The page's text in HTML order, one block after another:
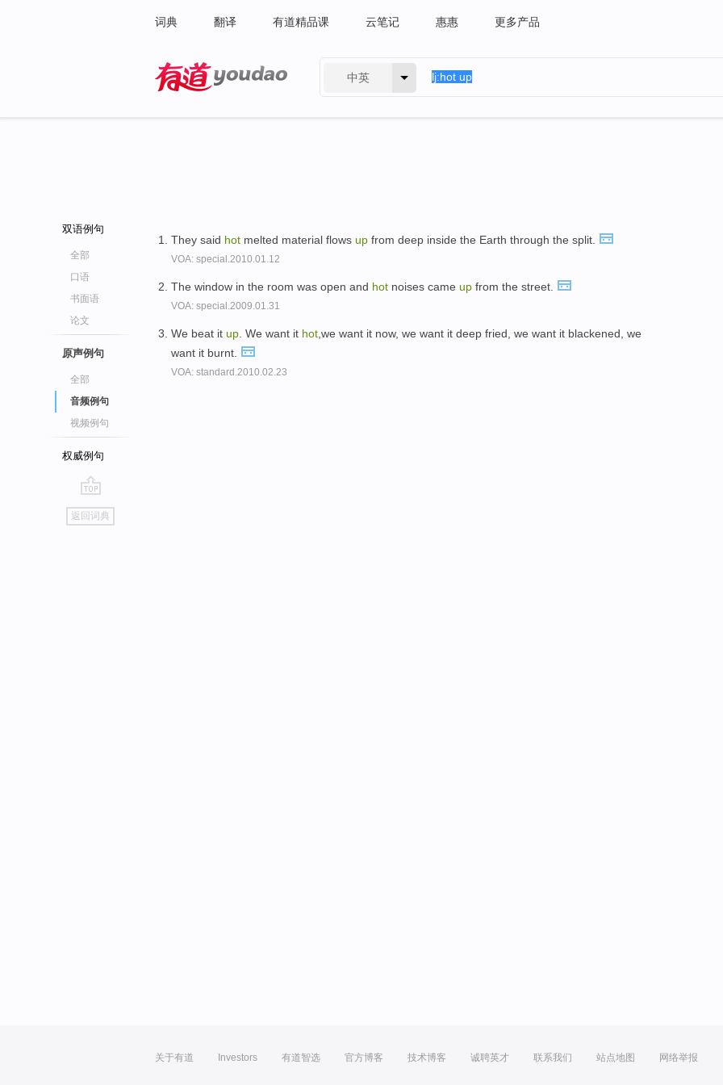
词典 翻译 有道精品课 云笔记 惠惠 更多产品
中英
双语例句
全部
口语
书面语
论文
原声例句
全部
音频例句
视频例句
权威例句
go
top
返回词典
They said hot melted material flows up from deep inside the Earth through the split.
VOA: special.2010.01.12
The window in the room was open and hot noises came up from the street.
VOA: special.2009.01.31
We beat it up . We want it hot ,we want it now, we want it deep fried, we want it blackened, we
want it burnt.
VOA: standard.2010.02.23
关于有道 Investors 有道智选 官方博客 技术博客 诚聘英才 联系我们 站点地图 网络举报